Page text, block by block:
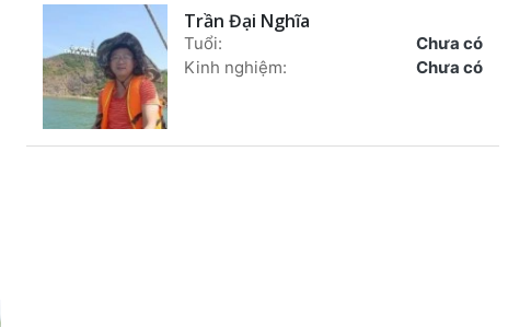
Trần Đại Nghĩa
Tuổi:
Chưa có
Kinh nghiệm:
Chưa có